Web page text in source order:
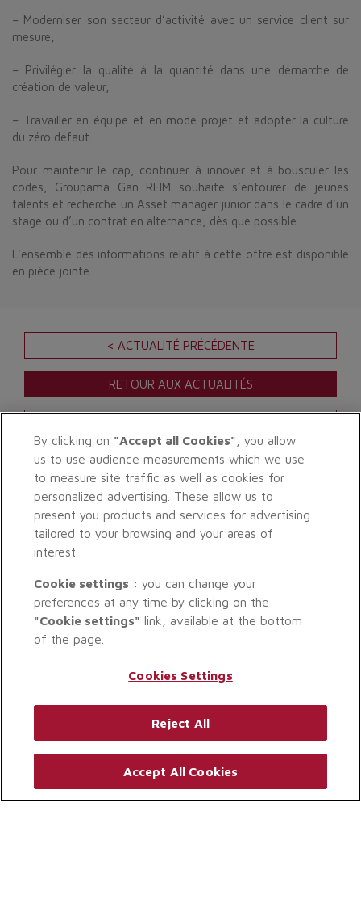
– Moderniser son secteur d’activité avec un service client sur
mesure,
– Privilégier la qualité à la quantité dans une démarche de
création de valeur,
– Travailler en équipe et en mode projet et adopter la culture
du zéro défaut.
Pour maintenir le cap, continuer à innover et à bousculer les
codes, Groupama Gan REIM souhaite s’entourer de jeunes
talents et recherche un Asset manager junior dans le cadre d’un
stage ou d’un contrat en alternance, dès que possible.
L’ensemble des informations relatif à cette offre est disponible
en pièce jointe.
< ACTUALITÉ PRÉCÉDENTE
RETOUR AUX ACTUALITÉS
© GROUPAMA GAN REIM 2026. TOUS DROITS RÉSERVÉS.
By clicking on "Accept all Cookies" , you allow
us to use audience measurements which we use
to measure site traffic as well as cookies for
personalized advertising. These allow us to
present you products and services for advertising
tailored to your browsing and your areas of
interest.
Cookie settings : you can change your
preferences at any time by clicking on the
"Cookie settings" link, available at the bottom
of the page.
Cookies Settings
Reject All
Accept All Cookies